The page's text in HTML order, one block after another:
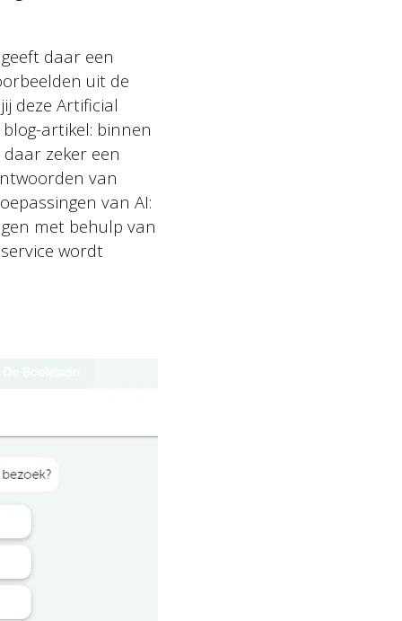
daar een
uit de
deze Artificial
artikel: binnen
zeker een
van
van AI:
met behulp van
wordt